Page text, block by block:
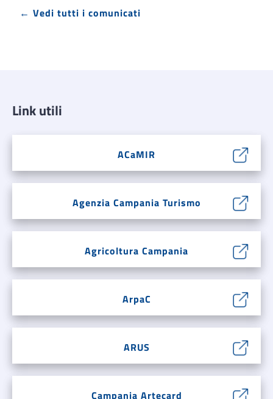
← Vedi tutti i comunicati
Link utili
ACaMIR
Agenzia Campania Turismo
Agricoltura Campania
ArpaC
ARUS
Campania Artecard